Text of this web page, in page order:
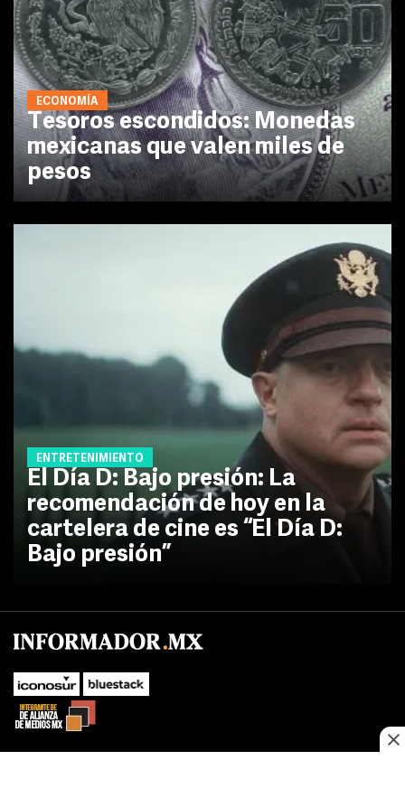
ECONOMÍA
Tesoros escondidos: Monedas
mexicanas que valen miles de
pesos
ENTRETENIMIENTO
El Día D: Bajo presión: La
recomendación de hoy en la
cartelera de cine es “El Día D:
Bajo presión”